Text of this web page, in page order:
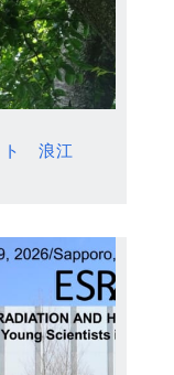
ト 浪江